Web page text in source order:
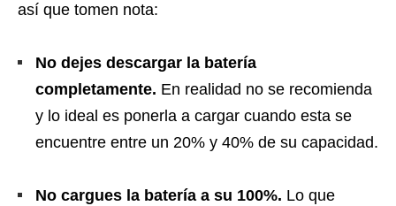
así que tomen nota:
No dejes descargar la batería
completamente. En realidad no se recomienda
y lo ideal es ponerla a cargar cuando esta se
encuentre entre un 20% y 40% de su capacidad.
No cargues la batería a su 100%. Lo que